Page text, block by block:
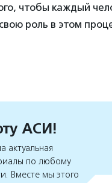
чтобы каждый
роль в этом
АСИ!
актуальная
по любому
Вместе мы этого